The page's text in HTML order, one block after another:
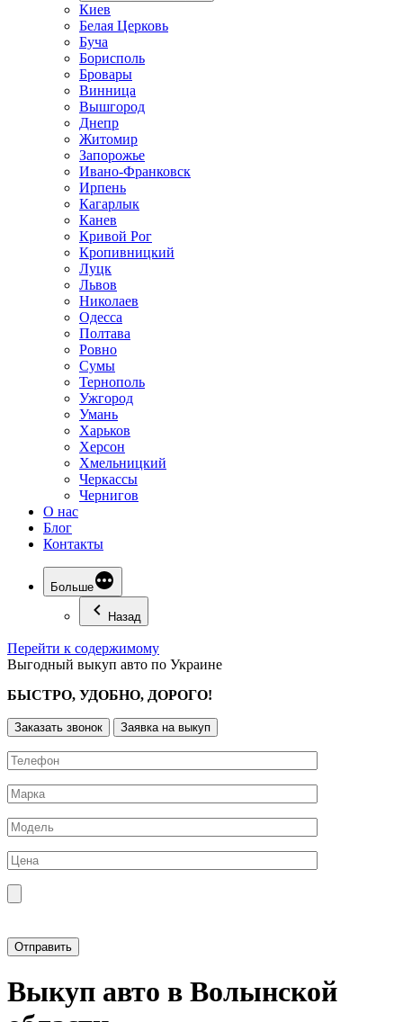
Киев
Белая Церковь
Буча
Борисполь
Бровары
Винница
Вышгород
Днепр
Житомир
Запорожье
Ивано-Франковск
Ирпень
Кагарлык
Канев
Кривой Рог
Кропивницкий
Луцк
Львов
Николаев
Одесса
Полтава
Ровно
Сумы
Тернополь
Ужгород
Умань
Харьков
Херсон
Хмельницкий
Черкассы
Чернигов
О нас
Блог
Контакты
Больше
Назад
Перейти к содержимому
Выгодный выкуп авто по Украине
БЫСТРО, УДОБНО, ДОРОГО!
Заказать звонок Заявка на выкуп
Выкуп авто в Волынской